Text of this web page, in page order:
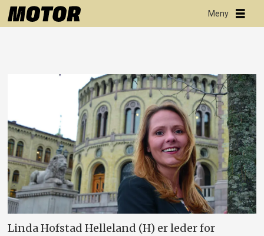
Linda Hofstad Helleland (H) er leder for